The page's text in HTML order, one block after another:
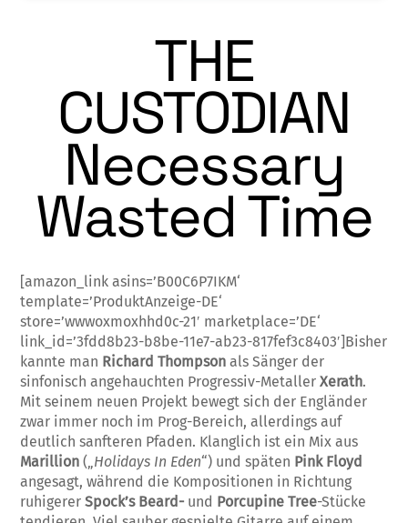
THE
CUSTODIAN
Necessary
Wasted Time
[amazon_link asins=’B00C6P7IKM‘
template=’ProduktAnzeige-DE‘
store=’wwwoxmoxhhd0c-21′ marketplace=’DE‘
link_id=’3fdd8b23-b8be-11e7-ab23-817fef3c8403′]Bisher
kannte man Richard Thomp­son als Sänger der
sinfonisch ange­hauchten Progressiv-MetallerXerath.
Mit seinem neuen Projekt bewegt sich der Engländer
zwar immer noch im Prog-Bereich, allerdings auf
deutlich sanfteren Pfaden. Klanglich ist ein Mix aus
Marillion („ Holidays In Eden“) und späten Pink Floyd
angesagt, wäh­rend die Kompositionen in Richtung
ruhigererSpock’s Beard- und Porcu­pine Tree-Stücke